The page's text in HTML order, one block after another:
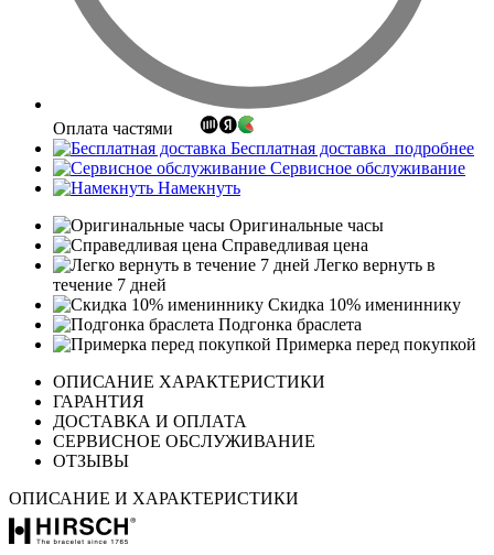
Оплата частями
Бесплатная доставка подробнее
Сервисное обслуживание
Намекнуть
Оригинальные часы
Справедливая цена
Легко вернуть в
течение 7 дней
Скидка 10% имениннику
Подгонка браслета
Примерка перед покупкой
ОПИСАНИЕ ХАРАКТЕРИСТИКИ
ГАРАНТИЯ
ДОСТАВКА И ОПЛАТА
СЕРВИСНОЕ ОБСЛУЖИВАНИЕ
ОТЗЫВЫ
ОПИСАНИЕ И ХАРАКТЕРИСТИКИ